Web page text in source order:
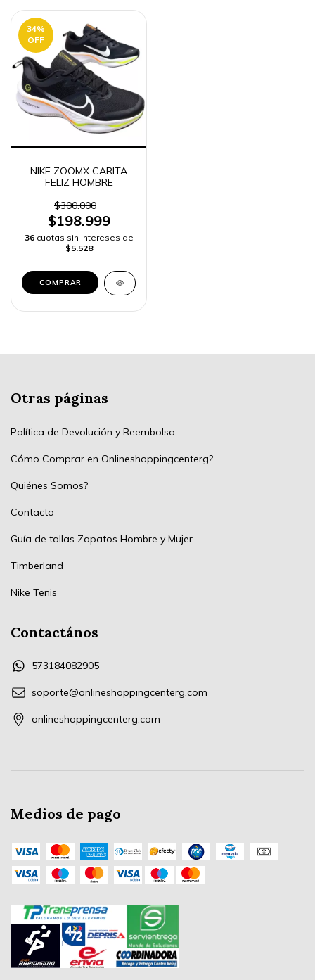
34%
OFF
NIKE ZOOMX CARITA
FELIZ HOMBRE
$300.000
$198.999
36 cuotas sin intereses de
$5.528
COMPRAR
Otras páginas
Política de Devolución y Reembolso
Cómo Comprar en Onlineshoppingcenterg?
Quiénes Somos?
Contacto
Guía de tallas Zapatos Hombre y Mujer
Timberland
Nike Tenis
Contactános
573184082905
soporte@onlineshoppingcenterg.com
onlineshoppingcenterg.com
Medios de pago